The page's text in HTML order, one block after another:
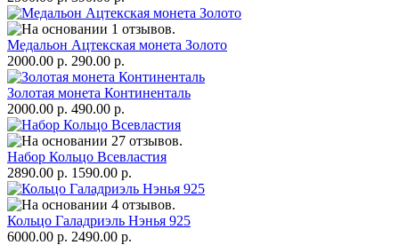
Медальон Ацтекская монета Золото
2000.00 р. 290.00 р.
Золотая монета Континенталь
2000.00 р. 490.00 р.
Набор Кольцо Всевластия
2890.00 р. 1590.00 р.
Кольцо Галадриэль Нэнья 925
6000.00 р. 2490.00 р.